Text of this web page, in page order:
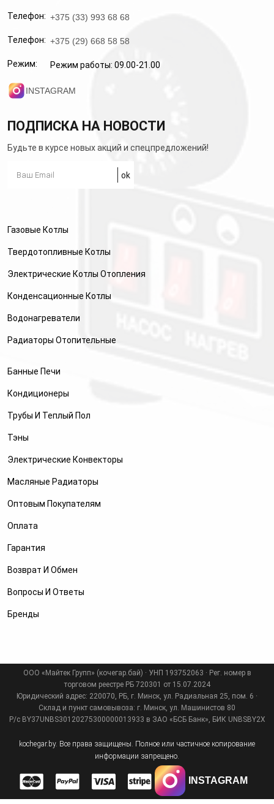
Телефон: +375 (33) 993 68 68
Телефон: +375 (29) 668 58 58
Режим: Режим работы: 09.00-21.00
INSTAGRAM
ПОДПИСКА НА НОВОСТИ
Будьте в курсе новых акций и спецпредложений!
Газовые Котлы
Твердотопливные Котлы
Электрические Котлы Отопления
Конденсационные Котлы
Водонагреватели
Радиаторы Отопительные
Банные Печи
Кондиционеры
Трубы И Теплый Пол
Тэны
Электрические Конвекторы
Масляные Радиаторы
Оптовым Покупателям
Оплата
Гарантия
Возврат И Обмен
Вопросы И Ответы
Бренды
ООО «Майтек Групп» (кочегар.бай) · УНП 193752063 · Рег. номер в
торговом реестре РБ 720301 от 15.07.2024
Юридический адрес: 220070, РБ, г. Минск, ул. Радиальная 25, пом. 6 ·
Склад и пункт самовывоза: г. Минск, ул. Машинистов 80
Р/с BY37UNBS30120275300000013933 в ЗАО «БСБ Банк», БИК UNBSBY2X
kochegar.by. Все права защищены. Полное или частичное копирование
информации запрещено.
INSTAGRAM